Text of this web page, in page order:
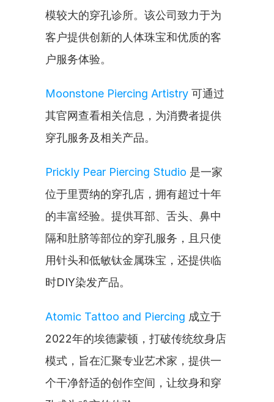
模较大的穿孔诊所。该公司致力于为
客户提供创新的人体珠宝和优质的客
户服务体验。
Moonstone Piercing Artistry 可通过
其官网查看相关信息，为消费者提供
穿孔服务及相关产品。
Prickly Pear Piercing Studio 是一家
位于里贾纳的穿孔店，拥有超过十年
的丰富经验。提供耳部、舌头、鼻中
隔和肚脐等部位的穿孔服务，且只使
用针头和低敏钛金属珠宝，还提供临
时DIY染发产品。
Atomic Tattoo and Piercing 成立于
2022年的埃德蒙顿，打破传统纹身店
模式，旨在汇聚专业艺术家，提供一
个干净舒适的创作空间，让纹身和穿